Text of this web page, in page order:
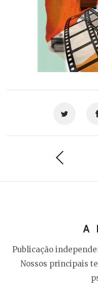
A
Publicação
Nossos principais